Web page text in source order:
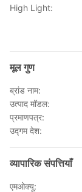
High Light:
मूल गुण
ब्रांड नाम:
उत्पाद मॉडल:
प्रमाणपत्र:
उद्गम देश:
व्यापारिक संपत्तियाँ
एमओक्यू: